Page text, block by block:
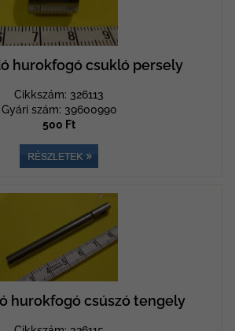
hurokfogó csukló persely
Cikkszám: 326113
Gyári szám: 39600990
500 Ft
hurokfogó csúszó tengely